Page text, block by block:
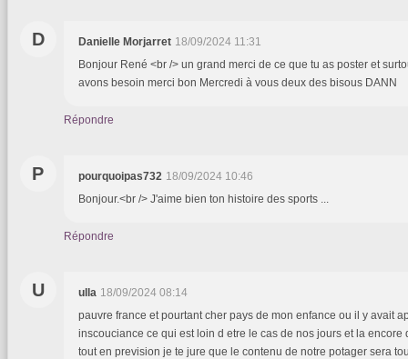
D Danielle Morjarret 18/09/2024 11:31
Bonjour René <br /> un grand merci de ce que tu as poster et
avons besoin merci bon Mercredi à vous deux des bisous DANN
Répondre
P pourquoipas732 18/09/2024 10:46
Bonjour.<br /> J'aime bien ton histoire des sports ...
Répondre
U ulla 18/09/2024 08:14
pauvre france et pourtant cher pays de mon enfance ou il y avait
inscouciance ce qui est loin d etre le cas de nos jours et la encore
tout en prevision je te jure que le contenu de notre potager sera